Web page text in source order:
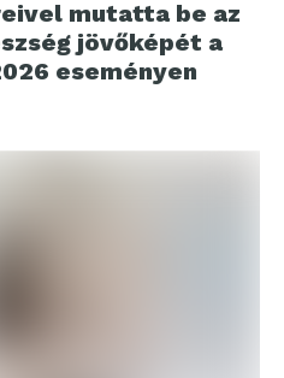
mutatta be az
jövőképét a
eseményen